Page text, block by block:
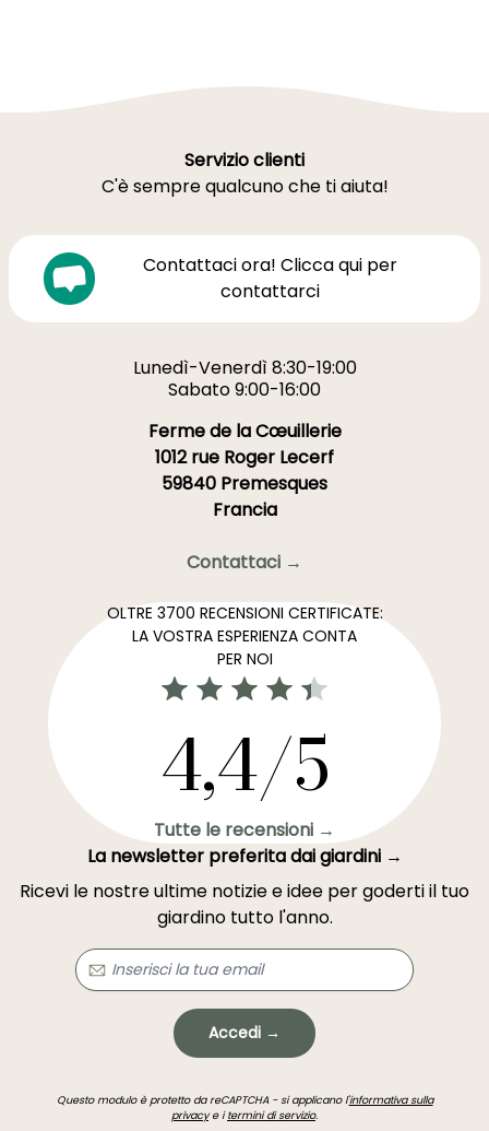
Servizio clienti
C'è sempre qualcuno che ti aiuta!
Contattaci ora! Clicca qui per
contattarci
Lunedì-Venerdì 8:30-19:00
Sabato 9:00-16:00
Ferme de la Cœuillerie
1012 rue Roger Lecerf
59840 Premesques
Francia
Contattaci →
OLTRE 3700 RECENSIONI CERTIFICATE:
LA VOSTRA ESPERIENZA CONTA
PER NOI
4,4/5
Tutte le recensioni →
La newsletter preferita dai giardini →
Ricevi le nostre ultime notizie e idee per goderti il tuo
giardino tutto l'anno.
Accedi →
Questo modulo è protetto da reCAPTCHA - si applicano l'informativa sulla
privacye itermini di servizio.